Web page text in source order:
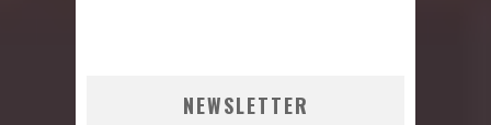
NEWSLETTER